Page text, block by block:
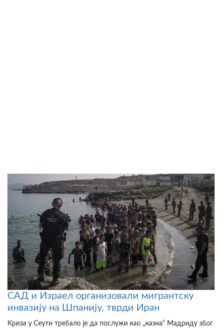
САД и Израел организовали мигрантску
инвазију на Шпанију, тврди Иран
Криза у Сеути требало је да послужи као „казна“ Мадриду због